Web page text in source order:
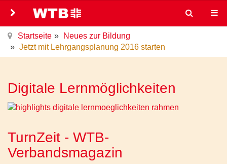
Startseite
Neues zur Bildung
Jetzt mit Lehrgangsplanung 2016 starten
Digitale Lernmöglichkeiten
TurnZeit - WTB-
Verbandsmagazin